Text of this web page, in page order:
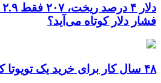
فشار دلار کوتاه می‌آید؟
۴۸ سال کار برای خرید یک تویوتا کمری